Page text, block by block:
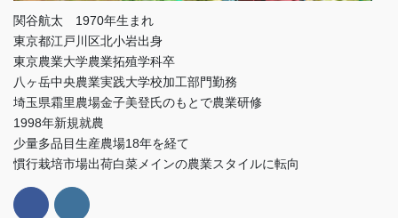
関谷航太 1970年生まれ
東京都江戸川区北小岩出身
東京農業大学農業拓殖学科卒
八ヶ岳中央農業実践大学校加工部門勤務
埼玉県霜里農場金子美登氏のもとで農業研修
1998年新規就農
少量多品目生産農場18年を経て
慣行栽培市場出荷白菜メインの農業スタイルに転向